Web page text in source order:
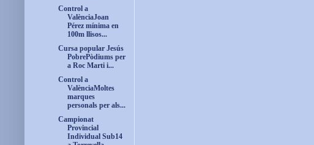
Control a
ValènciaJoan
Pérez mínima en
100m llisos...
Cursa popular Jesús
PobrePòdiums per
a Roc Marti i...
Control a
ValènciaMoltes
marques
personals per als...
Campionat
Provincial
Individual Sub14